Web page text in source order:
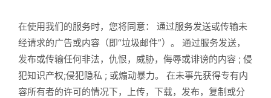
在使用我们的服务时，您将同意： 通过服务发送或传输未
经请求的广告或内容（即“垃圾邮件”）。 通过服务发送，
发布或传输任何非法，仇恨，威胁，侮辱或诽谤的内容 ; 侵
犯知识产权;侵犯隐私 ; 或煽动暴力。 在未事先获得专有内
容所有者的许可的情况下，上传，下载，发布，复制或分